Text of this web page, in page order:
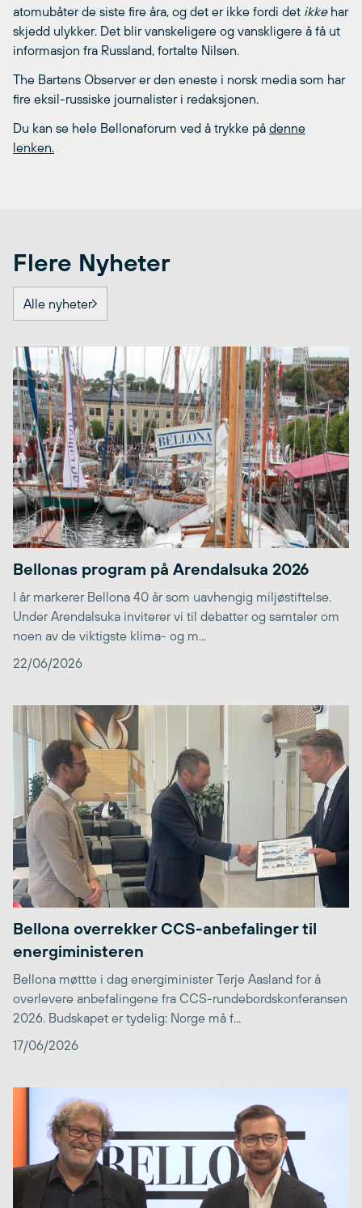
atomubåter de siste fire åra, og det er ikke fordi det ikkehar
skjedd ulykker. Det blir vanskeligere og vanskligere å få ut
informasjon fra Russland, fortalte Nilsen.
The Bartens Observer er den eneste i norsk media som har
fire eksil-russiske journalister i redaksjonen.
Du kan se hele Bellonaforum ved å trykke på denne
lenken.
Flere Nyheter
Alle nyheter
Bellonas program på Arendalsuka 2026
I år markerer Bellona 40 år som uavhengig miljøstiftelse.
Under Arendalsuka inviterer vi til debatter og samtaler om
noen av de viktigste klima- og m...
22/06/2026
Bellona overrekker CCS-anbefalinger til
energiministeren
Bellona møttte i dag energiminister Terje Aasland for å
overlevere anbefalingene fra CCS-rundebordskonferansen
2026. Budskapet er tydelig: Norge må f...
17/06/2026